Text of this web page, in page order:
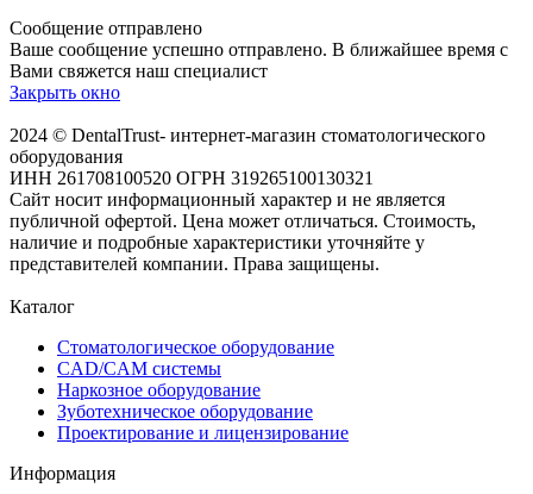
Сообщение отправлено
Ваше сообщение успешно отправлено. В ближайшее время с
Вами свяжется наш специалист
Закрыть окно
2024 © DentalTrust- интернет-магазин стоматологического
оборудования
ИНН 261708100520 ОГРН 319265100130321
Сайт носит информационный характер и не является
публичной офертой. Цена может отличаться. Стоимость,
наличие и подробные характеристики уточняйте у
представителей компании. Права защищены.
Каталог
Стоматологическое оборудование
CAD/CAM системы
Наркозное оборудование
Зуботехническое оборудование
Проектирование и лицензирование
Информация